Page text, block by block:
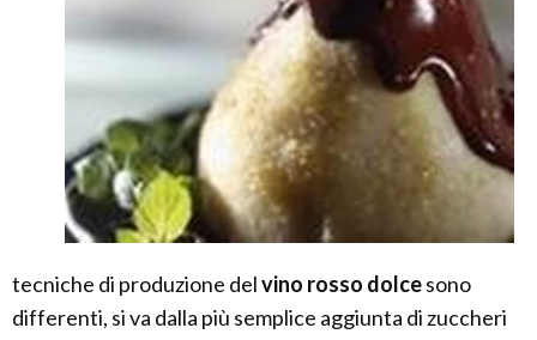
tecniche di produzione delvino rosso dolcesono
differenti, si va dalla più semplice aggiunta di zuccheri